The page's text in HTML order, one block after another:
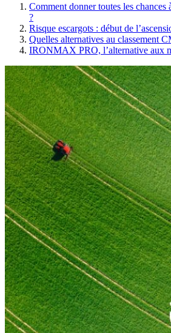
Comment donner toutes les chances
?
Risque escargots : début de
Quelles alternatives au classement
IRONMAX PRO, l’alternative aux